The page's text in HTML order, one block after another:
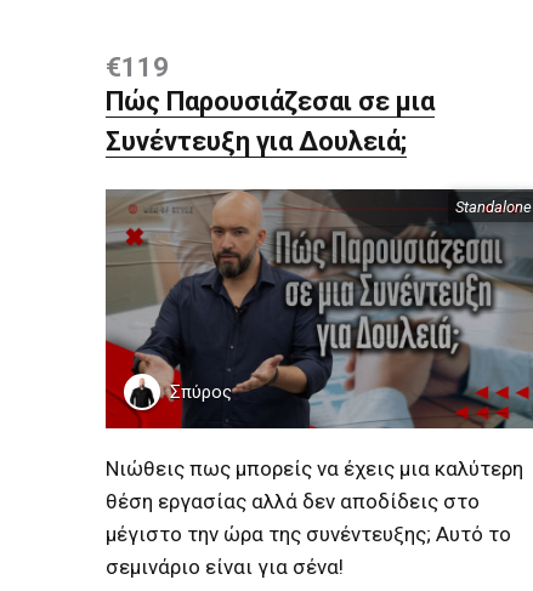
€119
Πώς Παρουσιάζεσαι σε μια
Συνέντευξη για Δουλειά;
Σπύρος
Περιεχόμενα
Standalone
Νιώθεις πως μπορείς να έχεις μια καλύτερη
θέση εργασίας αλλά δεν αποδίδεις στο
μέγιστο την ώρα της συνέντευξης; Αυτό το
σεμινάριο είναι για σένα!